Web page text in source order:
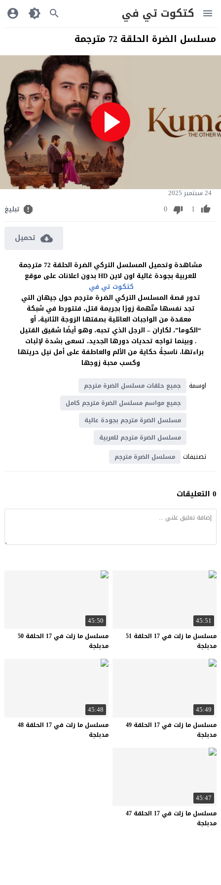
كتكوت تي في
مسلسل الضرة الحلقة 72 مترجمة
24 سبتمبر 2025
1
0 تبليغ
تحميل
مشاهدة وتحميل المسلسل التركي الضرة الحلقة 72 مترجمة
للعربية بجودة غالية اون لاين HD بدون اعلانات على موقع
كتكوت تي في
تدور قصة المسلسل التركي الضرة مترجم حول جيهان التي
تجد نفسها متّهمة زورًا بجريمة قتل، فتتورط في شبكة
معقدة من الواجبات العائلية بصفتها الزوجة الثانية، أو
“الكوما”، لكاران – الرجل الذي تحبه، وهو أيضًا شقيق القتيل
. وبينما تواجه تحديات دورها الجديد، تسعى بشدة لإثبات
براءتها، ناسجةً حكاية من الألم والعاطفة على أمل نيل حريتها
وكسب محبة زوجها
اوسمة
جميع حلقات مسلسل الضرة مترجم
جميع مواسم مسلسل الضرة مترجم كامل
مسلسل الضرة مترجم بجودة عالية
مسلسل الضرة مترجم للعربية
تصنيفات مسلسل الضرة مترجم
0 التعليقات
45:51
مسلسل ما زلت في 17 الحلقة 51
مدبلجة
45:50
مسلسل ما زلت في 17 الحلقة 50
مدبلجة
45:49
مسلسل ما زلت في 17 الحلقة 49
مدبلجة
45:48
مسلسل ما زلت في 17 الحلقة 48
مدبلجة
45:47
مسلسل ما زلت في 17 الحلقة 47
مدبلجة